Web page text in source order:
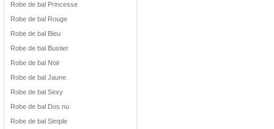
Robe de bal Princesse
Robe de bal Rouge
Robe de bal Bleu
Robe de bal Bustier
Robe de bal Noir
Robe de bal Jaune
Robe de bal Sexy
Robe de bal Dos nu
Robe de bal Simple